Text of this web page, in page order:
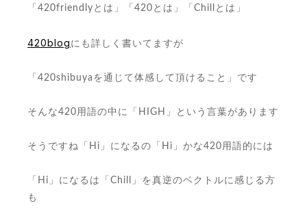
「420friendlyとは」「420とは」「Chillとは」
420blog にも詳しく書いてますが
「420shibuyaを通じて体感して頂けること」です
そんな420用語の中に「HIGH」という言葉があります
そうですね「Hi」になるの「Hi」かな420用語的には
「Hi」になるは「Chill」を真逆のベクトルに感じる方
も